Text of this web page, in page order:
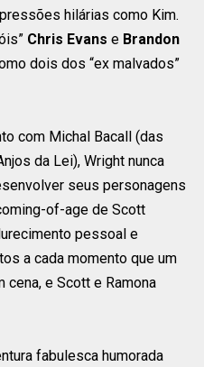
hilárias como Kim.
Chris Evans e Brandon
dois dos “ex malvados”
com Michal Bacall (das
da Lei), Wright nunca
seus personagens
of-age de Scott
pessoal e
a cada momento que um
cena, e Scott e Ramona
fabulesca humorada